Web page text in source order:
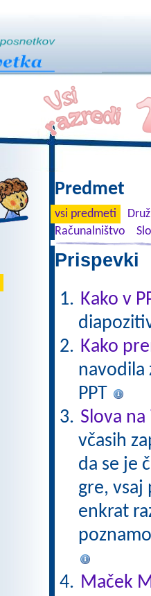
Predmet
vsi predmeti
Računalništvo
Prispevki
Kako v
Kako
navodila
PPT
Slova na
včasih
da se je
gre, vsaj
enkrat
Maček